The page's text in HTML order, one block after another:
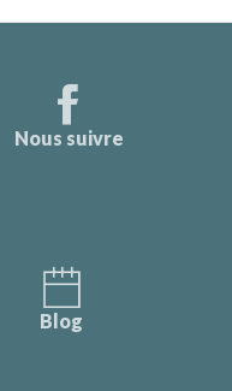
Nous suivre
Blog